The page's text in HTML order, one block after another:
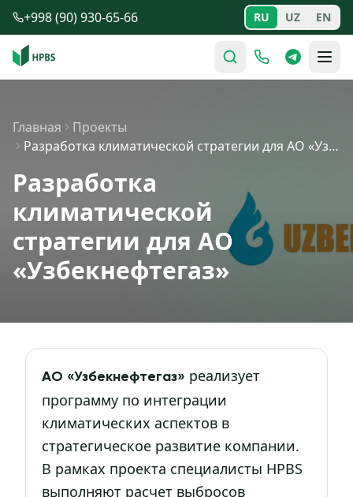
Перейти к содержимому
+998 (90) 930-65-66 RU UZ EN
Главная
Проекты
Разработка климатической стратегии для АО «Узбекнефтега…
Разработка
климатической
стратегии для АО
«Узбекнефтегаз»
АО «Узбекнефтегаз» реализует
программу по интеграции
климатических аспектов в
стратегическое развитие компании.
В рамках проекта специалисты HPBS
выполняют расчет выбросов